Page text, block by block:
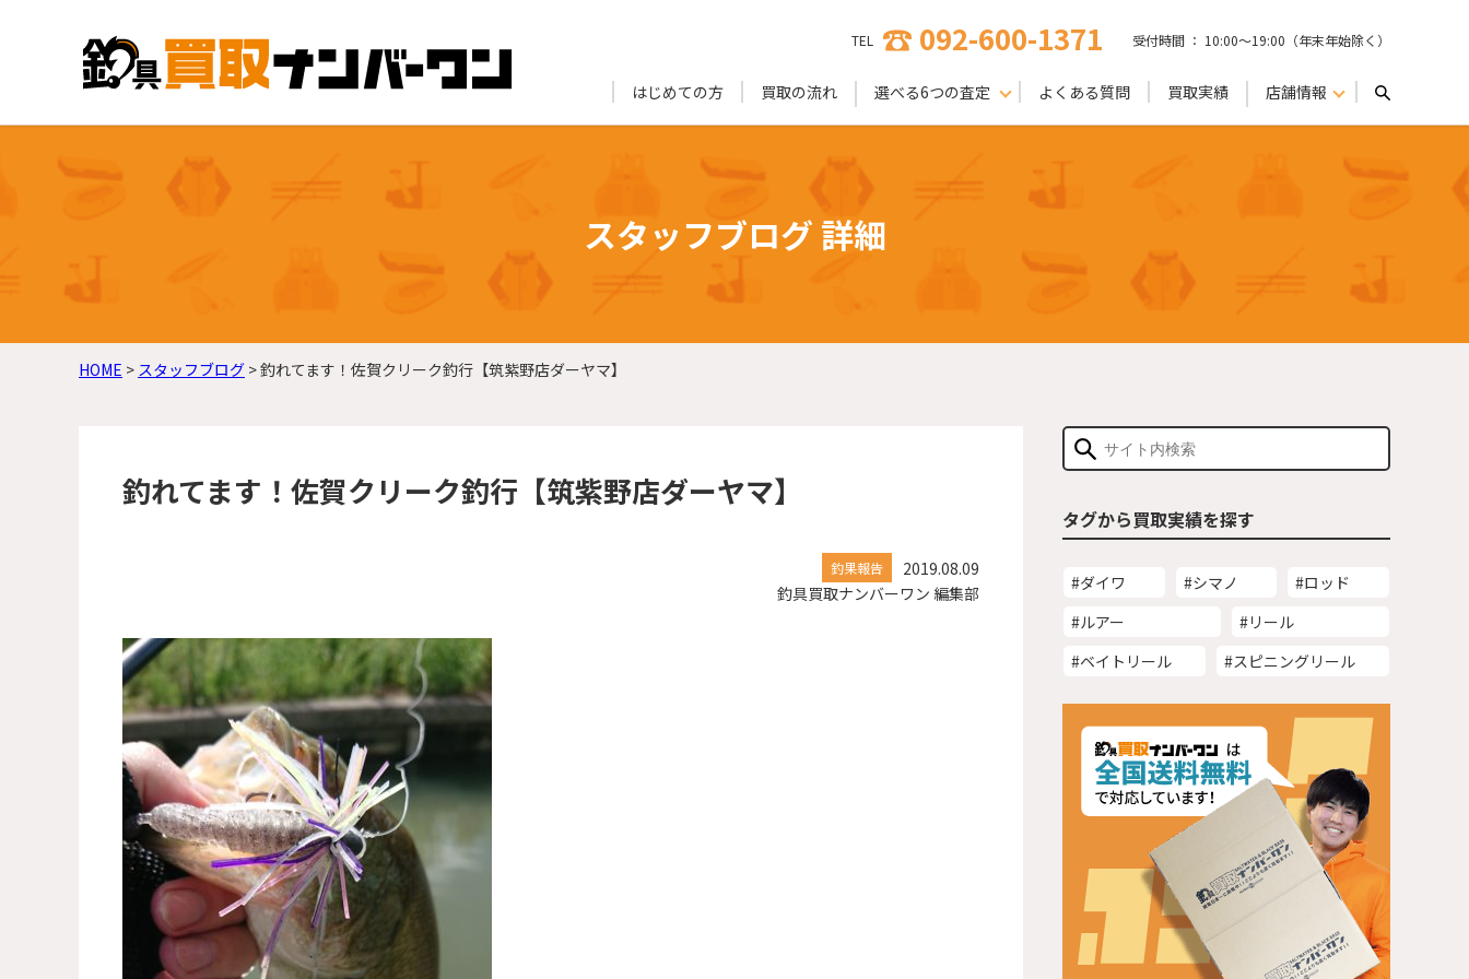
TEL 092-600-1371 受付時間 ： 10:00〜19:00（年末年始除く）
はじめての方 買取の流れ 選べる6つの査定 よくある質問 買取実績 店舗情報
スタッフブログ 詳細
HOME > スタッフブログ >釣れてます！佐賀クリーク釣行【筑紫野店ダーヤマ】
釣れてます！佐賀クリーク釣行【筑紫野店ダーヤマ】
釣果報告
2019.08.09
釣具買取ナンバーワン 編集部
タグから買取実績を探す
#ダイワ #シマノ
#ロッド
#ルアー
#リール
#ベイトリール
#スピニングリール